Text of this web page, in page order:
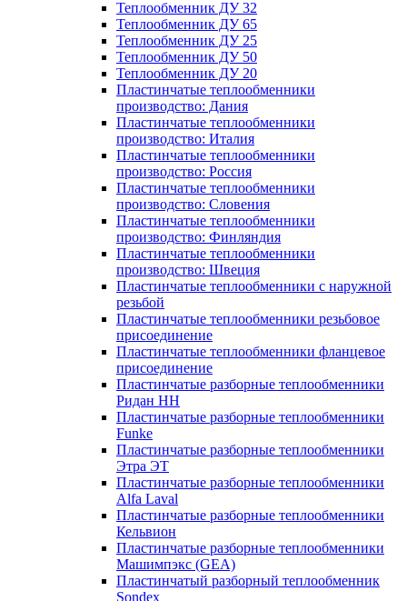
Теплообменник ДУ 32
Теплообменник ДУ 65
Теплообменник ДУ 25
Теплообменник ДУ 50
Теплообменник ДУ 20
Пластинчатые теплообменники
производство: Дания
Пластинчатые теплообменники
производство: Италия
Пластинчатые теплообменники
производство: Россия
Пластинчатые теплообменники
производство: Словения
Пластинчатые теплообменники
производство: Финляндия
Пластинчатые теплообменники
производство: Швеция
Пластинчатые теплообменники с наружной
резьбой
Пластинчатые теплообменники резьбовое
присоединение
Пластинчатые теплообменники фланцевое
присоединение
Пластинчатые разборные теплообменники
Ридан НН
Пластинчатые разборные теплообменники
Funke
Пластинчатые разборные теплообменники
Этра ЭТ
Пластинчатые разборные теплообменники
Alfa Laval
Пластинчатые разборные теплообменники
Кельвион
Пластинчатые разборные теплообменники
Машимпэкс (GEA)
Пластинчатый разборный теплообменник
Sondex